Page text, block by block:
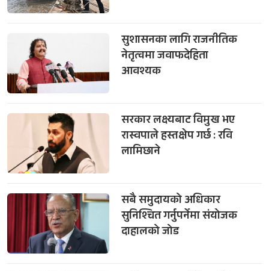
सुशासनका लागि राजनीतिक
नेतृत्वमा जवाफदेहिता
आवश्यक
सरकार लक्ष्यबाट विमुख भए
रास्वपाले हस्तक्षेप गर्छ : रवि
लामिछाने
सबै समुदायको अधिकार
सुनिश्चित गर्नुपर्नेमा संयोजक
दाहालको जोड